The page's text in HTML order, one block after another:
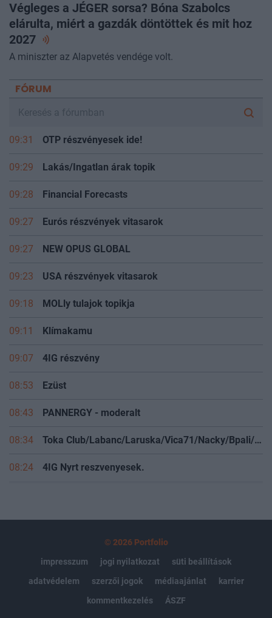
Végleges a JÉGER sorsa? Bóna Szabolcs
elárulta, miért a gazdák döntöttek és mit hoz
2027
A miniszter az Alapvetés vendége volt.
FÓRUM
09:31 OTP részvényesek ide!
09:29 Lakás/Ingatlan árak topik
09:28 Financial Forecasts
09:27 Eurós részvények vitasarok
09:27 NEW OPUS GLOBAL
09:23 USA részvények vitasarok
09:18 MOLly tulajok topikja
09:11 Klímakamu
09:07 4IG részvény
08:53 Ezüst
08:43 PANNERGY - moderalt
08:34 Toka Club/Labanc/Laruska/Vica71/Nacky/Bpali/Oldrider/Josefernando/Mcbull/Kawaszabi
08:24 4IG Nyrt reszvenyesek.
© 2026 Portfolio
impresszum
jogi nyilatkozat
süti beállítások
adatvédelem
szerzői jogok médiaajánlat
karrier
kommentkezelés
ÁSZF